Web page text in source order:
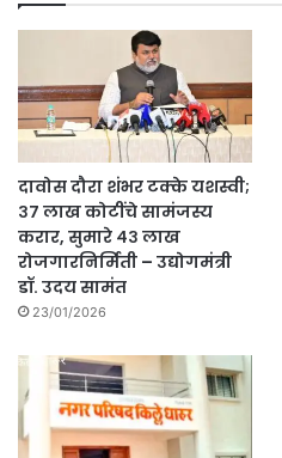
दावोस दौरा शंभर टक्के यशस्वी;
३७ लाख कोटींचे सामंजस्य
करार, सुमारे ४३ लाख
रोजगारनिर्मिती – उद्योगमंत्री
डॉ. उदय सामंत
23/01/2026